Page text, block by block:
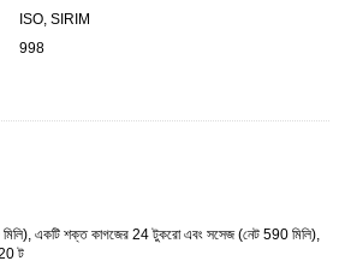
ISO, SIRIM
998
মিলি), একটি শক্ত কাগজের 24 টুকরো এবং সসেজ (নেট 590 মিলি),
ট